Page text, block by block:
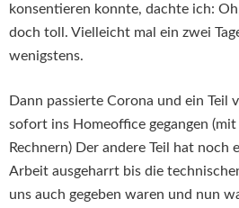
konsentieren konnte, dachte ich:
doch toll. Vielleicht mal ein zwei
wenigstens.
Dann passierte Corona und ein Teil
sofort ins Homeoffice gegangen
Rechnern) Der andere Teil hat noch
Arbeit ausgeharrt bis die
uns auch gegeben waren und nun